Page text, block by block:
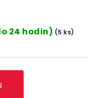
24 hodin) (5 ks)